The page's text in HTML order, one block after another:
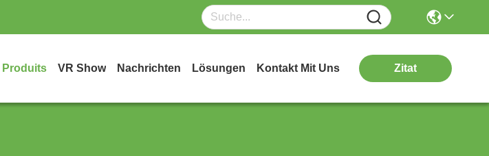
Produits VR Show Nachrichten Lösungen Kontakt Mit Uns Zitat